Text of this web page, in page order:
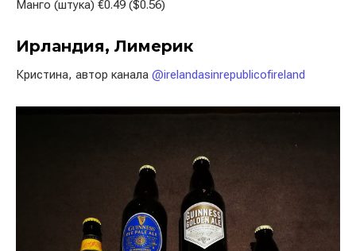
Манго (штука) €0.49 ($0.56)
Ирландия, Лимерик
Кристина, автор канала @irelandasinrepublicofireland